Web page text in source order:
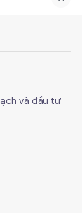
lo
cho
cần thay
và đầu tư